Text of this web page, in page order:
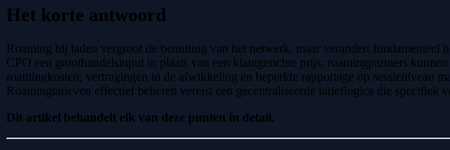
Het korte antwoord
Roaming bij laden vergroot de benutting van het netwerk, maar verandert
CPO een groothandelsinput in plaats van een klantgerichte prijs; roamingpartners
roamingkosten, vertragingen in de afwikkeling en beperkte rapportage op sessieniveau
Roamingtarieven effectief beheren vereist een gecentraliseerde tarieflogica die
Dit artikel behandelt elk van deze punten in detail.